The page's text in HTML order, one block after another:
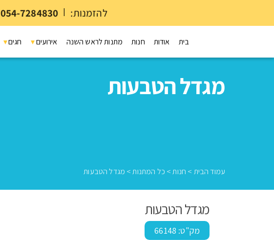
להזמנות: |
054-7284830
בית אודות חנות מתנות לראש השנה אירועים חגים
מגדל הטבעות
עמוד הבית > חנות> כל המתנות> מגדל הטבעות
מגדל הטבעות
מק"ט: 66148